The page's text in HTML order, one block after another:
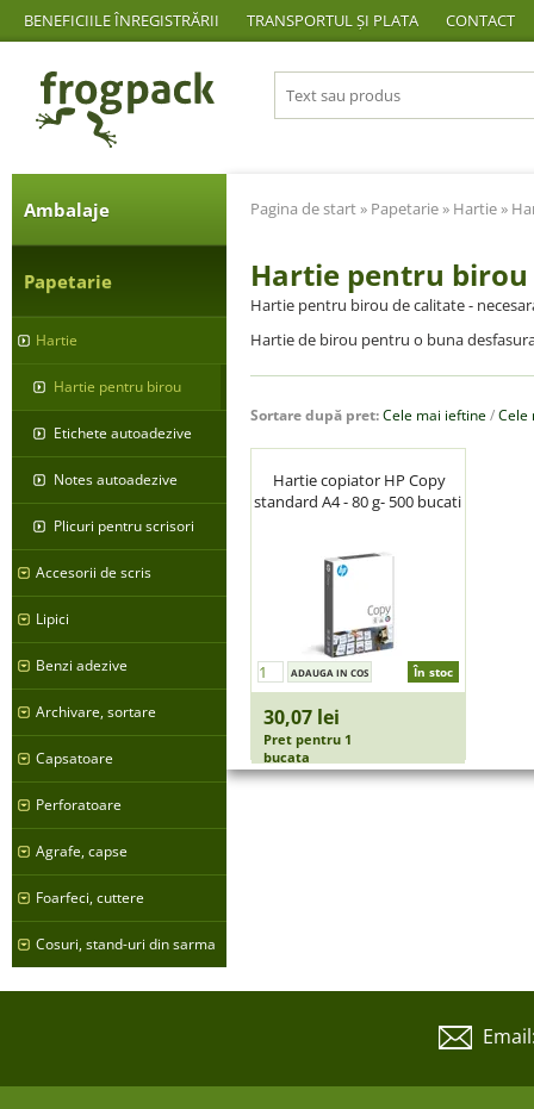
BENEFICIILE ÎNREGISTRĂRII TRANSPORTUL ȘI PLATA CONTACT
Ambalaje
Papetarie
Hartie
Hartie pentru birou
Etichete autoadezive
Notes autoadezive
Plicuri pentru scrisori
Accesorii de scris
Lipici
Benzi adezive
Archivare, sortare
Capsatoare
Perforatoare
Agrafe, capse
Foarfeci, cuttere
Cosuri, stand-uri din sarma
Pagina de start» Papetarie» Hartie»
Hartie pentru birou
Hartie pentru birou de calitate -
Hartie de birou pentru o buna
Sortare după pret:Cele mai ieftine/Cele
Hartie copiator HP Copy
standard A4 - 80 g- 500 bucati
În stoc
30,07 lei
Pret pentru 1
bucata